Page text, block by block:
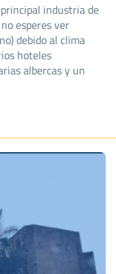
industria de
esperes ver
debido al clima
hoteles
albercas y un